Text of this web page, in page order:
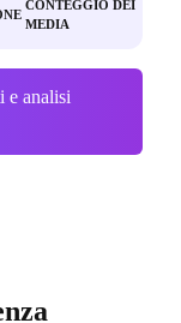
CONTEGGIO DEI
MEDIA
e analisi